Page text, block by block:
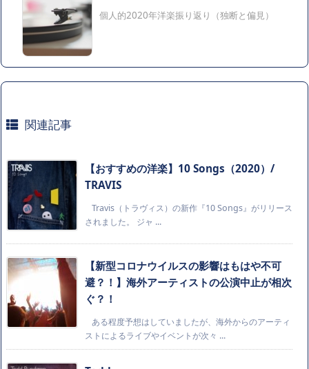
個人的2020年洋楽振り返り（独断と偏見）
関連記事
【おすすめの洋楽】10 Songs（2020）/
TRAVIS
Travis（トラヴィス）の新作『10 Songs』がリリース
されました。 ジャ ...
【新型コロナウイルスの影響はもはや不可
避？！】海外アーティストの公演中止が相次
ぐ？！
ある程度予想はしていましたが、海外からのアーティ
ストによるライブやイベントが次々 ...